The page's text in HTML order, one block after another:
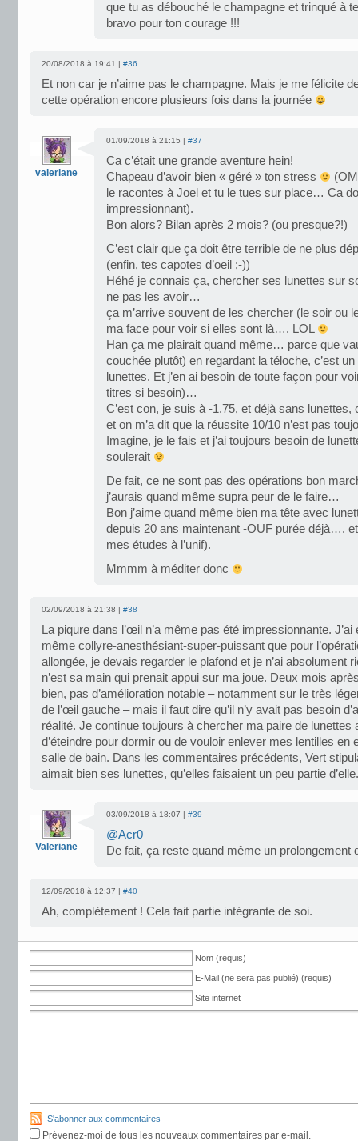
que tu as débouché le champagne et trinqué à
bravo pour ton courage !!!
20/08/2018 à 19:41 | #36
Et non car je n’aime pas le champagne. Mais je me félicite
cette opération encore plusieurs fois dans la journée
valeriane
01/09/2018 à 21:15 | #37
Ca c’était une grande aventure hein!
Chapeau d’avoir bien « géré » ton stress
le racontes à Joel et tu le tues sur place… Ca
impressionnant).
Bon alors? Bilan après 2 mois? (ou presque?!)
C’est clair que ça doit être terrible de ne plus
(enfin, tes capotes d’oeil ;-))
Héhé je connais ça, chercher ses lunettes sur
ne pas les avoir…
ça m’arrive souvent de les chercher (le soir ou
ma face pour voir si elles sont là…. LOL
Han ça me plairait quand même… parce que
couchée plutôt) en regardant la téloche, c’est
lunettes. Et j’en ai besoin de toute façon pour
titres si besoin)…
C’est con, je suis à -1.75, et déjà sans
et on m’a dit que la réussite 10/10 n’est pas
Imagine, je le fais et j’ai toujours besoin de
soulerait
De fait, ce ne sont pas des opérations bon
j’aurais quand même supra peur de le faire…
Bon j’aime quand même bien ma tête avec
depuis 20 ans maintenant -OUF purée déjà…. et
mes études à l’unif).
Mmmm à méditer donc
02/09/2018 à 21:38 | #38
La piqure dans l’œil n’a même pas été impressionnante. J’ai
même collyre-anesthésiant-super-puissant que pour
allongée, je devais regarder le plafond et je n’ai absolument
n’est sa main qui prenait appui sur ma joue. Deux mois
bien, pas d’amélioration notable – notamment sur le très
de l’œil gauche – mais il faut dire qu’il n’y avait pas besoin
réalité. Je continue toujours à chercher ma paire de lunettes
d’éteindre pour dormir ou de vouloir enlever mes lentilles en
salle de bain. Dans les commentaires précédents, Vert
aimait bien ses lunettes, qu’elles faisaient un peu partie d’elle.
Valeriane
03/09/2018 à 18:07 | #39
@Acr0
De fait, ça reste quand même un
12/09/2018 à 12:37 | #40
Ah, complètement ! Cela fait partie intégrante de soi.
Nom (requis)
E-Mail (ne sera pas publié) (requis)
Site internet
S'abonner aux commentaires
Prévenez-moi de tous les nouveaux commentaires par e-mail.